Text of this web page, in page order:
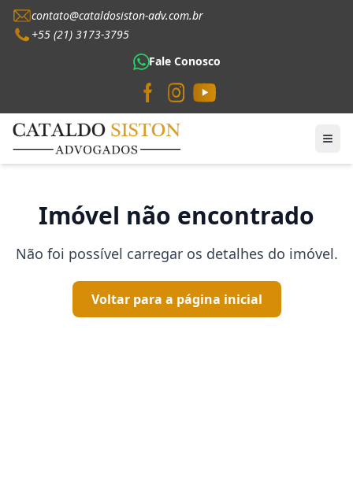
contato@cataldosiston-adv.com.br
+55 (21) 3173-3795
Fale Conosco
Imóvel não encontrado
Não foi possível carregar os detalhes do imóvel.
Voltar para a página inicial